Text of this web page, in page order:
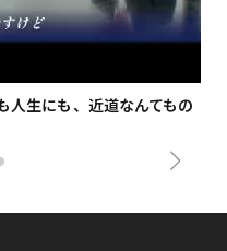
人生にも、近道なんてもの